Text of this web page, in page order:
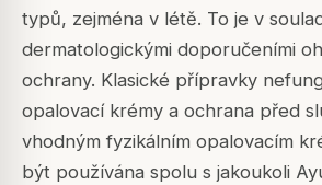
typů, zejména v létě. To je v
dermatologickými doporučeními
ochrany. Klasické přípravky
opalovací krémy a ochrana před
vhodným fyzikálním opalovacím
být používána spolu s jakoukoli